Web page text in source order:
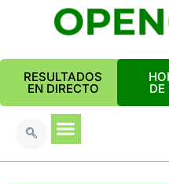
RESULTADOS
EN DIRECTO DE